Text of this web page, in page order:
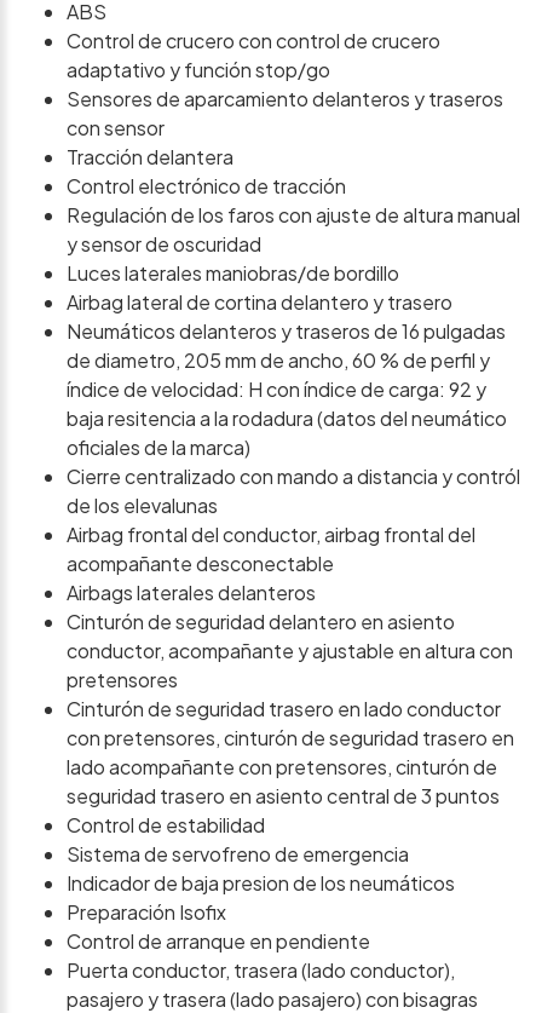
ABS
Control de crucero con control de crucero
adaptativo y función stop/go
Sensores de aparcamiento delanteros y traseros
con sensor
Tracción delantera
Control electrónico de tracción
Regulación de los faros con ajuste de altura manual
y sensor de oscuridad
Luces laterales maniobras/de bordillo
Airbag lateral de cortina delantero y trasero
Neumáticos delanteros y traseros de 16 pulgadas
de diametro, 205 mm de ancho, 60 % de perfil y
índice de velocidad: H con índice de carga: 92 y
baja resitencia a la rodadura (datos del neumático
oficiales de la marca)
Cierre centralizado con mando a distancia y contról
de los elevalunas
Airbag frontal del conductor, airbag frontal del
acompañante desconectable
Airbags laterales delanteros
Cinturón de seguridad delantero en asiento
conductor, acompañante y ajustable en altura con
pretensores
Cinturón de seguridad trasero en lado conductor
con pretensores, cinturón de seguridad trasero en
lado acompañante con pretensores, cinturón de
seguridad trasero en asiento central de 3 puntos
Control de estabilidad
Sistema de servofreno de emergencia
Indicador de baja presion de los neumáticos
Preparación Isofix
Control de arranque en pendiente
Puerta conductor, trasera (lado conductor),
pasajero y trasera (lado pasajero) con bisagras